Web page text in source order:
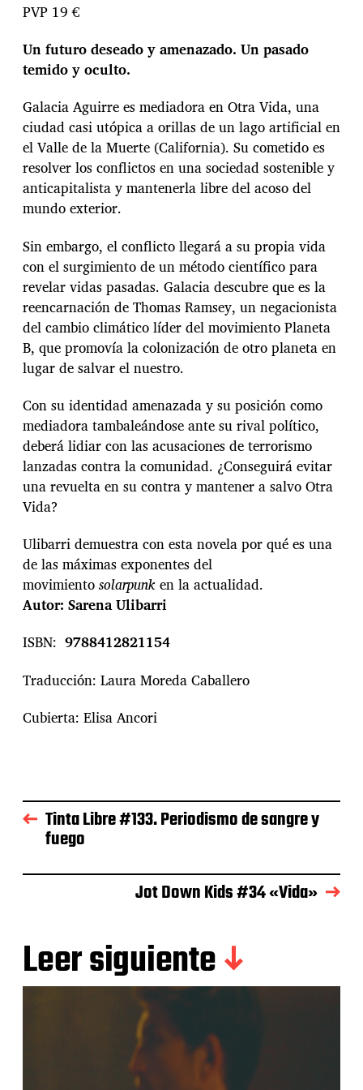
PVP 19 €
Un futuro deseado y amenazado. Un pasado
temido y oculto.
Galacia Aguirre es mediadora en Otra Vida, una
ciudad casi utópica a orillas de un lago artificial en
el Valle de la Muerte (California). Su cometido es
resolver los conflictos en una sociedad sostenible y
anticapitalista y mantenerla libre del acoso del
mundo exterior.
Sin embargo, el conflicto llegará a su propia vida
con el surgimiento de un método científico para
revelar vidas pasadas. Galacia descubre que es la
reencarnación de Thomas Ramsey, un negacionista
del cambio climático líder del movimiento Planeta
B, que promovía la colonización de otro planeta en
lugar de salvar el nuestro.
Con su identidad amenazada y su posición como
mediadora tambaleándose ante su rival político,
deberá lidiar con las acusaciones de terrorismo
lanzadas contra la comunidad. ¿Conseguirá evitar
una revuelta en su contra y mantener a salvo Otra
Vida?
Ulibarri demuestra con esta novela por qué es una
de las máximas exponentes del
movimientosolarpunken la actualidad.
Autor: Sarena Ulibarri
ISBN: 9788412821154
Traducción: Laura Moreda Caballero
Cubierta: Elisa Ancori
Tinta Libre #133. Periodismo de sangre y
fuego
Jot Down Kids #34 «Vida»
Leer siguiente